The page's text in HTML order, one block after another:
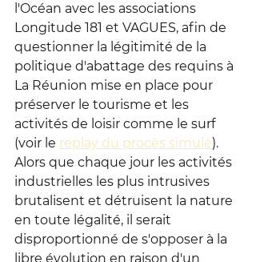
l'Océan avec les associations
Longitude 181 et VAGUES, afin de
questionner la légitimité de la
politique d'abattage des requins à
La Réunion mise en place pour
préserver le tourisme et les
activités de loisir comme le surf
(voir le replay du procès simulé).
Alors que chaque jour les activités
industrielles les plus intrusives
brutalisent et détruisent la nature
en toute légalité, il serait
disproportionné de s'opposer à la
libre évolution en raison d'un